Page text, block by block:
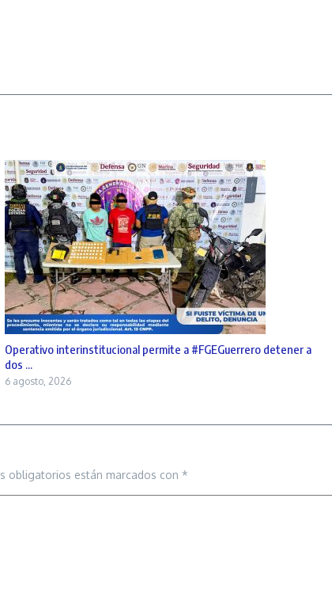
Operativo interinstitucional permite a #FGEGuerrero detener a
dos ...
6 agosto, 2026
obligatorios están marcados con *